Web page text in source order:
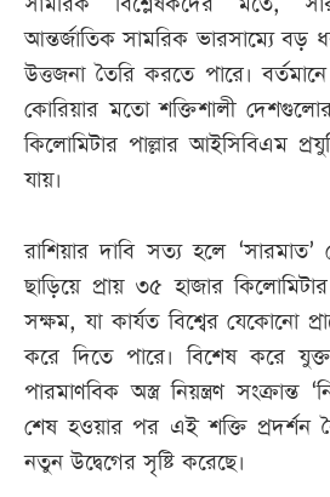
আন্তর্জাতিক সামরিক ভারসাম্যে বড়
উত্তজনা তৈরি করতে পারে।
কোরিয়ার মতো শক্তিশালী
কিলোমিটার পাল্লার আইসিবিএম
যায়।
রাশিয়ার দাবি সত্য হলে
ছাড়িয়ে প্রায় ৩৫ হাজার
সক্ষম, যা কার্যত বিশ্বের যেকোনো
করে দিতে পারে। বিশেষ করে
পারমাণবিক অস্ত্র নিয়ন্ত্রণ সংক্রান্ত
শেষ হওয়ার পর এই শক্তি প্রদর্শন
নতুন উদ্বেগের সৃষ্টি করেছে।